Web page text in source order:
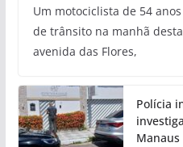
Um motociclista de 54
de trânsito na manhã
avenida das Flores,
Polícia
Manaus